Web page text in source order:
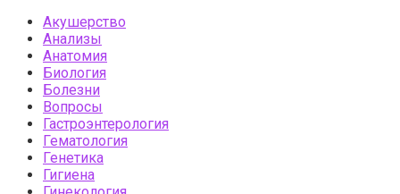
Акушерство
Анализы
Анатомия
Биология
Болезни
Вопросы
Гастроэнтерология
Гематология
Генетика
Гигиена